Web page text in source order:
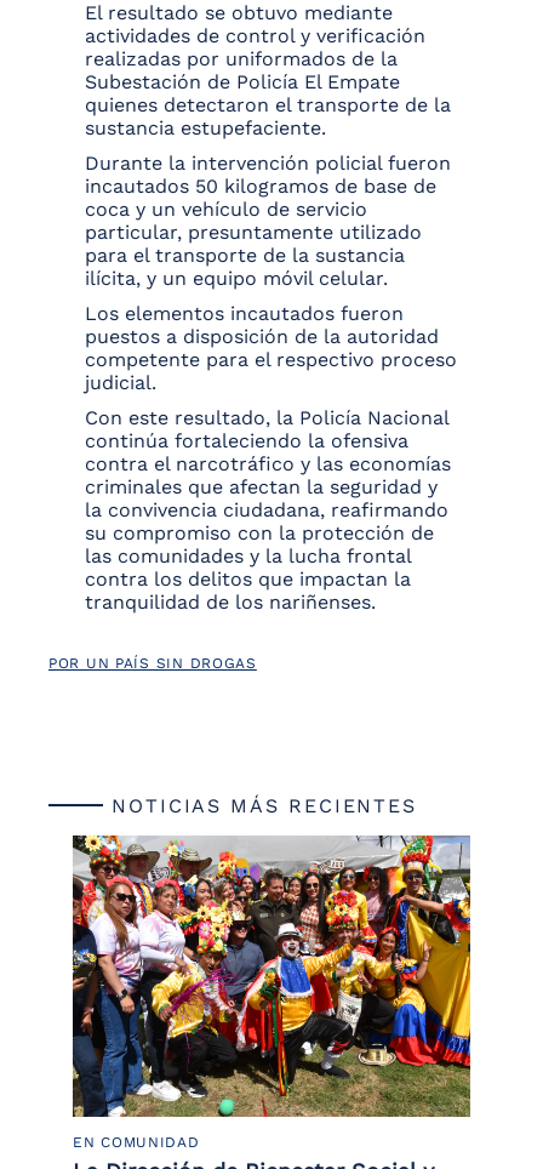
El resultado se obtuvo mediante
actividades de control y verificación
realizadas por uniformados de la
Subestación de Policía El Empate
quienes detectaron el transporte de la
sustancia estupefaciente.
Durante la intervención policial fueron
incautados 50 kilogramos de base de
coca y un vehículo de servicio
particular, presuntamente utilizado
para el transporte de la sustancia
ilícita, y un equipo móvil celular.
Los elementos incautados fueron
puestos a disposición de la autoridad
competente para el respectivo proceso
judicial.
Con este resultado, la Policía Nacional
continúa fortaleciendo la ofensiva
contra el narcotráfico y las economías
criminales que afectan la seguridad y
la convivencia ciudadana, reafirmando
su compromiso con la protección de
las comunidades y la lucha frontal
contra los delitos que impactan la
tranquilidad de los nariñenses.
POR UN PAÍS SIN DROGAS
NOTICIAS MÁS RECIENTES
EN COMUNIDAD